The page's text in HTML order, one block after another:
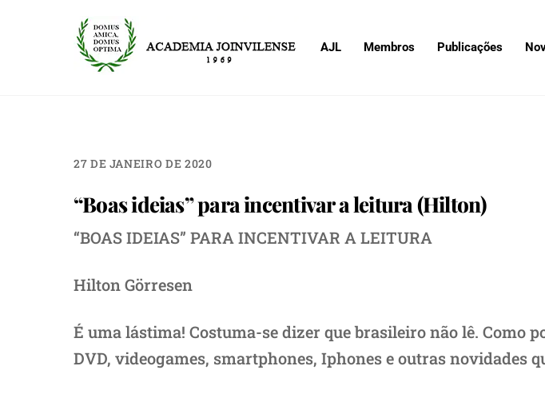
AJL Membros Publicações
27 DE JANEIRO DE 2020
“Boas ideias” para incentivar a leitura (Hilton)
“BOAS IDEIAS” PARA INCENTIVAR A LEITURA
Hilton Görresen
É uma lástima! Costuma-se dizer que brasileiro não lê.
DVD, videogames, smartphones, Iphones e outras novidades